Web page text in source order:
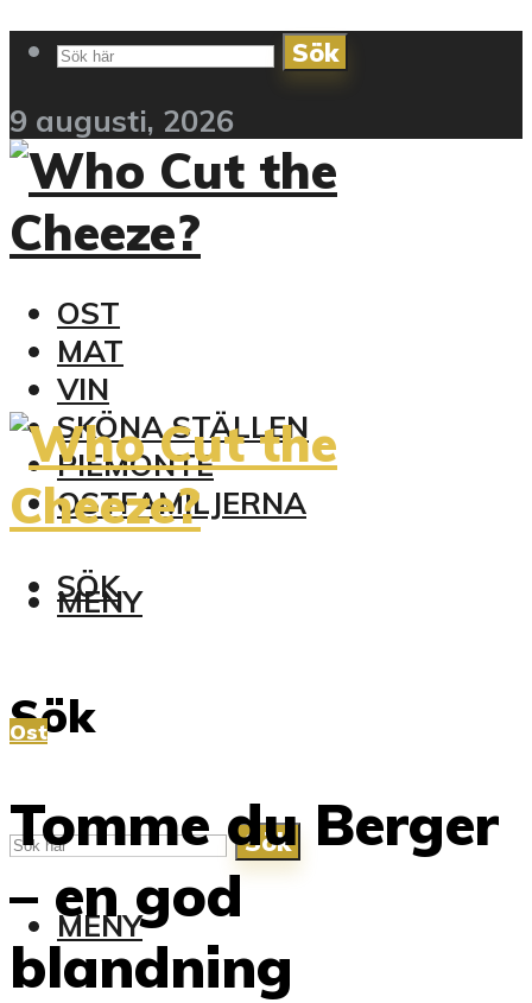
Sök
9 augusti, 2026
OST
MAT
VIN
SKÖNA STÄLLEN
PIEMONTE
OSTFAMILJERNA
SÖK
Sök
Sök
MENY
MENY
Ost
Tomme du Berger
– en god
blandning